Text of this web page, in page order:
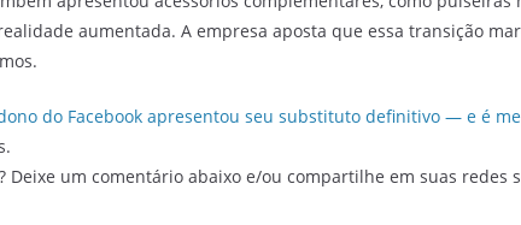
aumentada. A empresa aposta que essa transição
do Facebook apresentou seu substituto definitivo — e é
Deixe um comentário abaixo e/ou compartilhe em suas